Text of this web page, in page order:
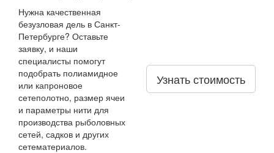
Нужна качественная
безузловая дель в Санкт-
Петербурге? Оставьте
заявку, и наши
специалисты помогут
подобрать полиамидное
или капроновое
сетеполотно, размер ячеи
и параметры нити для
производства рыболовных
сетей, садков и других
сетематериалов.
Узнать стоимость